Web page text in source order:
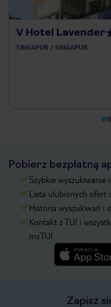
V Hotel Lavender
SINGAPUR SINGAPUR
Pobierz bezpłatną
Szybkie wyszukiwanie
Lista ulubionych ofert
Historia wyszukiwań i
Kontakt z TUI i
myTUI
Zapisz